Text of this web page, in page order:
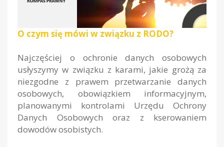
O czym się mówi w związku z RODO?
Najczęściej o ochronie danych osobowych
usłyszymy w związku z karami, jakie grożą za
niezgodne z prawem przetwarzanie danych
osobowych, obowiązkiem informacyjnym,
planowanymi kontrolami Urzędu Ochrony
Danych Osobowych oraz z kserowaniem
dowodów osobistych.